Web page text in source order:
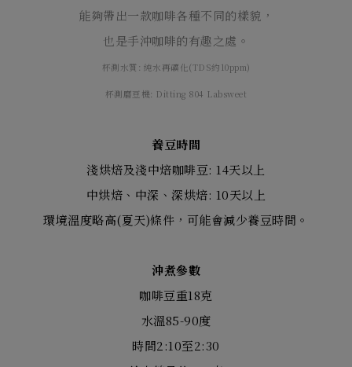
能夠帶出一款咖啡各種不同的樣貌，
也是手沖咖啡的有趣之處。
杯測水質: 純水再礦化(TDS約10ppm)
杯測磨豆機: Ditting 804 Labsweet
養豆時間
淺烘焙及淺中焙咖啡豆: 14天以上
中烘焙、中深、深烘焙: 10天以上
環境溫度略高(夏天)條件，可能會減少養豆時間。
沖煮參數
咖啡豆重18克
水溫85-90度
時間2:10至2:30